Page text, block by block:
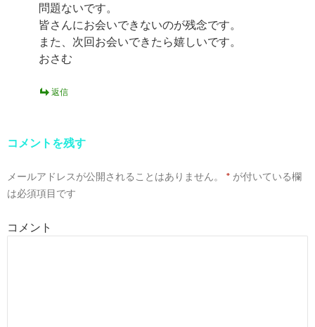
問題ないです。
皆さんにお会いできないのが残念です。
また、次回お会いできたら嬉しいです。
おさむ
返信
コメントを残す
メールアドレスが公開されることはありません。 * が付いている欄
は必須項目です
コメント